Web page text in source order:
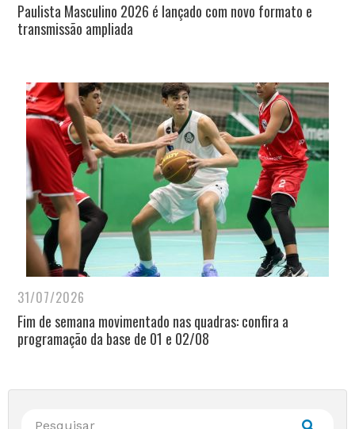
Paulista Masculino 2026 é lançado com novo formato e
transmissão ampliada
31/07/2026
Fim de semana movimentado nas quadras: confira a
programação da base de 01 e 02/08